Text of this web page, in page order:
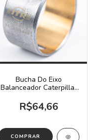
Bucha Do Eixo
Balanceador Caterpillar
R$64,66